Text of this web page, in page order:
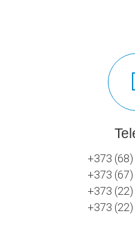
+373
+373
+373
+373